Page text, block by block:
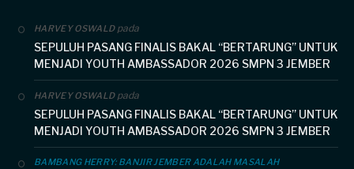
HARVEY OSWALDpada
SEPULUH PASANG FINALIS BAKAL “BERTARUNG” UNTUK
MENJADI YOUTH AMBASSADOR 2026 SMPN 3 JEMBER
HARVEY OSWALDpada
SEPULUH PASANG FINALIS BAKAL “BERTARUNG” UNTUK
MENJADI YOUTH AMBASSADOR 2026 SMPN 3 JEMBER
BAMBANG HERRY: BANJIR JEMBER ADALAH MASALAH